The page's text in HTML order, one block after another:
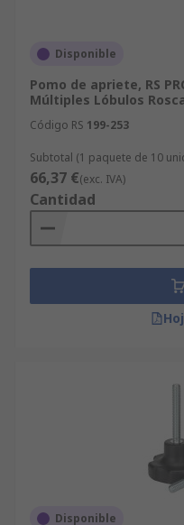
Disponible
Pomo de apriete, RS
Múltiples Lóbulos
Código RS 199-253
Subtotal (1 paquete de 10
66,37 €(exc. IVA)
Cantidad
Disponible